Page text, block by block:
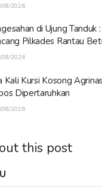
08/2026
di Ujung Tanduk
Pilkades Rantau
08/2026
Kali Kursi Kosong
Dipertaruhkan
08/2026
this post